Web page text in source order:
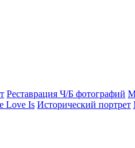
Реставрация Ч/Б фотографий
Love Is Исторический портрет